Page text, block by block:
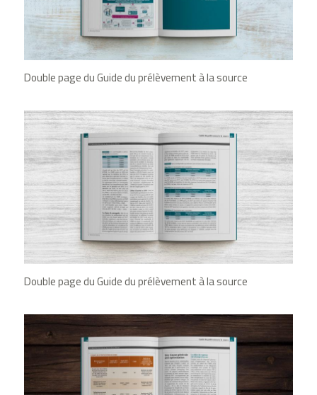
Double page du Guide du prélèvement à la source
Double page du Guide du prélèvement à la source